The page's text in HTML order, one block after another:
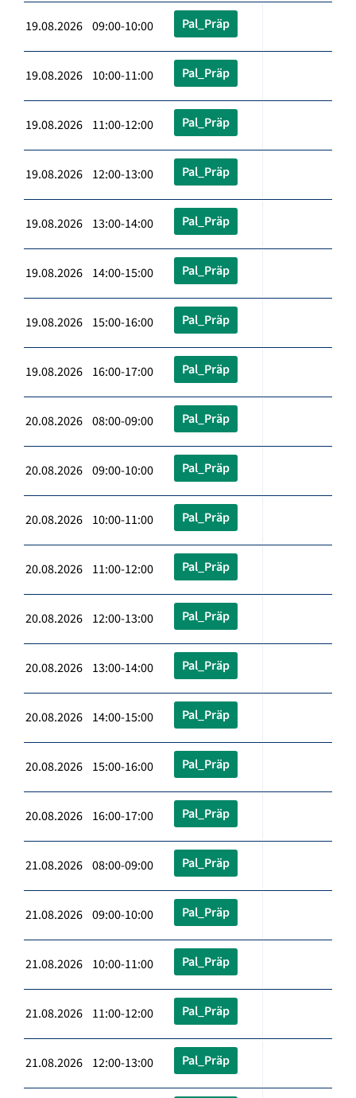
19.08.2026 09:00-10:00 Pal_Präp
19.08.2026 10:00-11:00 Pal_Präp
19.08.2026 11:00-12:00 Pal_Präp
19.08.2026 12:00-13:00 Pal_Präp
19.08.2026 13:00-14:00 Pal_Präp
19.08.2026 14:00-15:00 Pal_Präp
19.08.2026 15:00-16:00 Pal_Präp
19.08.2026 16:00-17:00 Pal_Präp
20.08.2026 08:00-09:00 Pal_Präp
20.08.2026 09:00-10:00 Pal_Präp
20.08.2026 10:00-11:00 Pal_Präp
20.08.2026 11:00-12:00 Pal_Präp
20.08.2026 12:00-13:00 Pal_Präp
20.08.2026 13:00-14:00 Pal_Präp
20.08.2026 14:00-15:00 Pal_Präp
20.08.2026 15:00-16:00 Pal_Präp
20.08.2026 16:00-17:00 Pal_Präp
21.08.2026 08:00-09:00 Pal_Präp
21.08.2026 09:00-10:00 Pal_Präp
21.08.2026 10:00-11:00 Pal_Präp
21.08.2026 11:00-12:00 Pal_Präp
21.08.2026 12:00-13:00 Pal_Präp